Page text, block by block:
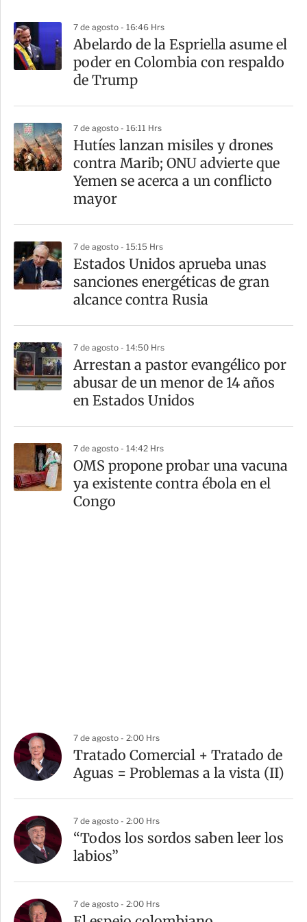
a
r
t
7 de agosto - 16:46 Hrs
Abelardo de la Espriella asume el
poder en Colombia con respaldo
de Trump
7 de agosto - 16:11 Hrs
Hutíes lanzan misiles y drones
contra Marib; ONU advierte que
Yemen se acerca a un conflicto
mayor
7 de agosto - 15:15 Hrs
Estados Unidos aprueba unas
sanciones energéticas de gran
alcance contra Rusia
7 de agosto - 14:50 Hrs
Arrestan a pastor evangélico por
abusar de un menor de 14 años
en Estados Unidos
7 de agosto - 14:42 Hrs
OMS propone probar una vacuna
ya existente contra ébola en el
Congo
7 de agosto - 2:00 Hrs
Tratado Comercial + Tratado de
Aguas = Problemas a la vista (II)
7 de agosto - 2:00 Hrs
“Todos los sordos saben leer los
labios”
7 de agosto - 2:00 Hrs